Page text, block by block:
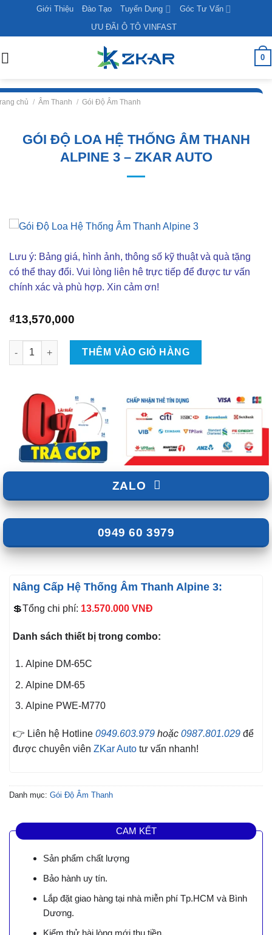
content
Giới Thiệu Đào Tạo Tuyển Dụng
Góc Tư Vấn
ƯU ĐÃI Ô TÔ VINFAST
0
chủ / Âm Thanh / Gói Độ Âm Thanh
GÓI ĐỘ LOA HỆ THỐNG ÂM THANH
ALPINE 3 – ZKAR AUTO
Lưu ý: Bảng giá, hình ảnh, thông số kỹ thuật và quà tặng
có thể thay đổi. Vui lòng liên hê trực tiếp để được tư vấn
chính xác và phù hợp. Xin cảm ơn!
₫13,570,000
Gói Độ Loa Hệ Thống Âm Thanh Alpine 3 - ZKar Auto số lượng
THÊM VÀO GIỎ HÀNG
ZALO
0949 60 3979
Nâng Cấp Hệ Thống Âm Thanh Alpine 3:
💲Tổng chi phí: 13.570.000 VNĐ
Danh sách thiết bị trong combo:
Alpine DM-65C
Alpine DM-65
Alpine PWE-M770
👉 Liên hệ Hotline 0949.603.979 hoặc 0987.801.029 để
được chuyên viên ZKar Auto tư vấn nhanh!
Danh mục: Gói Độ Âm Thanh
CAM KẾT
Sản phẩm chất lượng
Bảo hành uy tín.
Lắp đặt giao hàng tại nhà miễn phí Tp.HCM và Bình
Dương.